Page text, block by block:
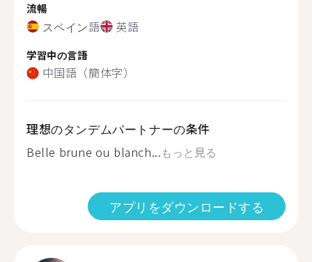
流暢
スペイン語 英語
学習中の言語
中国語（簡体字）
理想のタンデムパートナーの条件
Belle brune ou blanch...もっと見る
アプリをダウンロードする